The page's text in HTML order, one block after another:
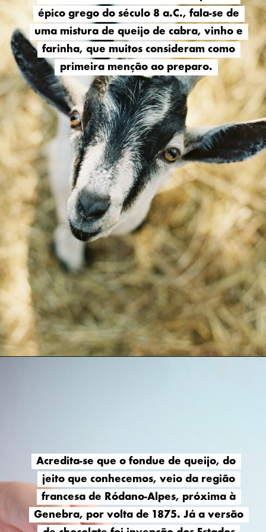
épico grego do século 8 a.C., fala-se de
uma mistura de queijo de cabra, vinho e
farinha, que muitos consideram como
primeira menção ao preparo.
épico grego do século 8 a.C., fala-se de
uma mistura de queijo de cabra, vinho e
farinha, que muitos consideram como
primeira menção ao preparo.
Acredita-se que o fondue de queijo, do
jeito que conhecemos, veio da região
francesa de Ródano-Alpes, próxima à
Genebra, por volta de 1875. Já a versão
Acredita-se que o fondue de queijo, do
jeito que conhecemos, veio da região
francesa de Ródano-Alpes, próxima à
Genebra, por volta de 1875. Já a versão